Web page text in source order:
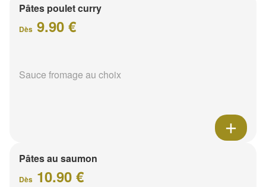
Pâtes poulet curry
Dès 9.90 €
Sauce fromage au choix
Pâtes au saumon
Dès 10.90 €